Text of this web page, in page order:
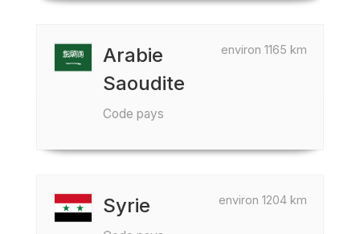
environ 1165 km
Arabie
Saoudite
Code pays
environ 1204 km
Syrie